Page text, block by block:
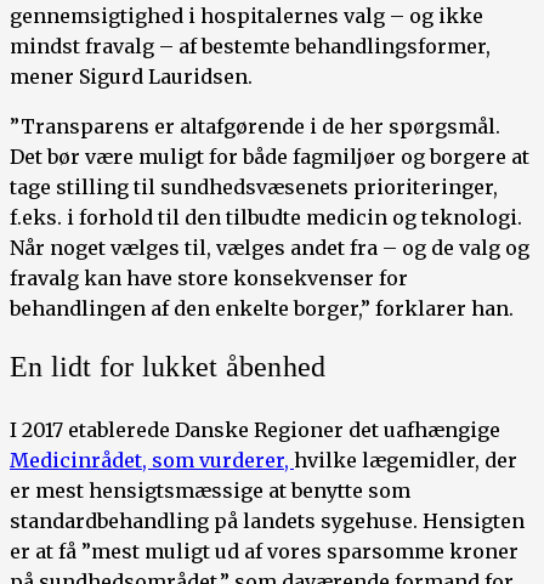
gennemsigtighed i hospitalernes valg – og ikke
mindst fravalg – af bestemte behandlingsformer,
mener Sigurd Lauridsen.
”Transparens er altafgørende i de her spørgsmål.
Det bør være muligt for både fagmiljøer og borgere at
tage stilling til sundhedsvæsenets prioriteringer,
f.eks. i forhold til den tilbudte medicin og teknologi.
Når noget vælges til, vælges andet fra – og de valg og
fravalg kan have store konsekvenser for
behandlingen af den enkelte borger,” forklarer han.
En lidt for lukket åbenhed
I 2017 etablerede Danske Regioner det uafhængige
Medicinrådet, som vurderer, hvilke lægemidler, der
er mest hensigtsmæssige at benytte som
standardbehandling på landets sygehuse. Hensigten
er at få ”mest muligt ud af vores sparsomme kroner